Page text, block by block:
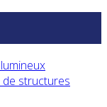
structures